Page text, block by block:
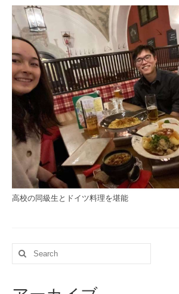
奨学金
履修者の声
OB・OGの声
一般入学生の声
AO入学生の声
内部進学生の声
その他
ＮＨＫラジオ 「まいにちドイ
リンク集
言語
高校の同級生とドイツ料理を堪能
Search
for: